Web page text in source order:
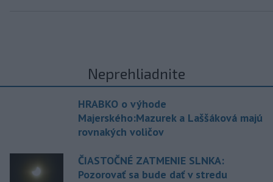
Neprehliadnite
HRABKO o výhode
Majerského:Mazurek a Laššáková majú
rovnakých voličov
ČIASTOČNÉ ZATMENIE SLNKA:
Pozorovať sa bude dať v stredu